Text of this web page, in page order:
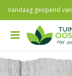
Vandaag geopend van